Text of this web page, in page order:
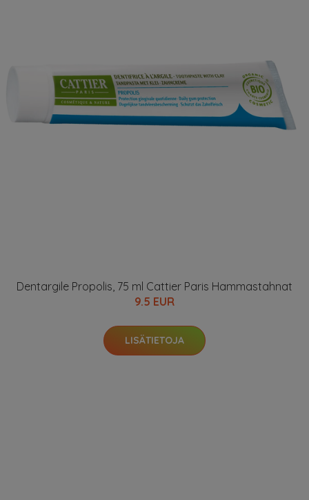
Dentargile Propolis, 75 ml Cattier Paris Hammastahnat
9.5 EUR
LISÄTIETOJA